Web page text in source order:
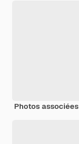
Photos associées